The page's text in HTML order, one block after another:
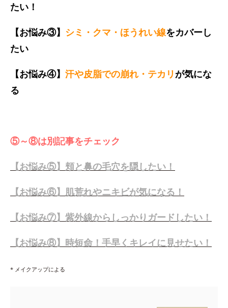
たい！
【お悩み③】 シミ・クマ・ほうれい線をカバーし
たい
【お悩み④】 汗や皮脂での崩れ・テカリ が気にな
る
⑤～⑧は別記事をチェック
【お悩み⑤】頬と鼻の毛穴を隠したい！
【お悩み⑥】肌荒れやニキビが気になる！
【お悩み⑦】紫外線からしっかりガードしたい！
【お悩み⑧】時短命！手早くキレイに見せたい！
* メイクアップによる